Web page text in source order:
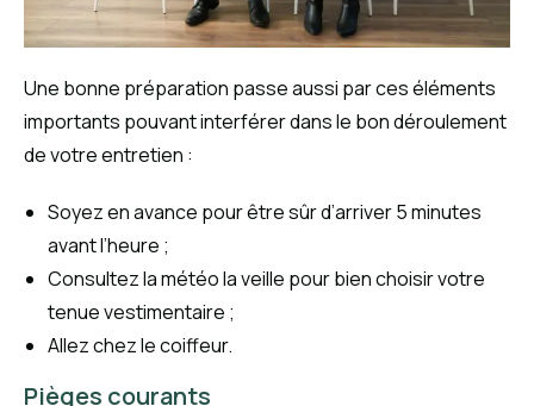
Une bonne préparation passe aussi par ces éléments
importants pouvant interférer dans le bon déroulement
de votre entretien :
Soyez en avance pour être sûr d’arriver 5 minutes
avant l’heure ;
Consultez la météo la veille pour bien choisir votre
tenue vestimentaire ;
Allez chez le coiffeur.
Pièges courants